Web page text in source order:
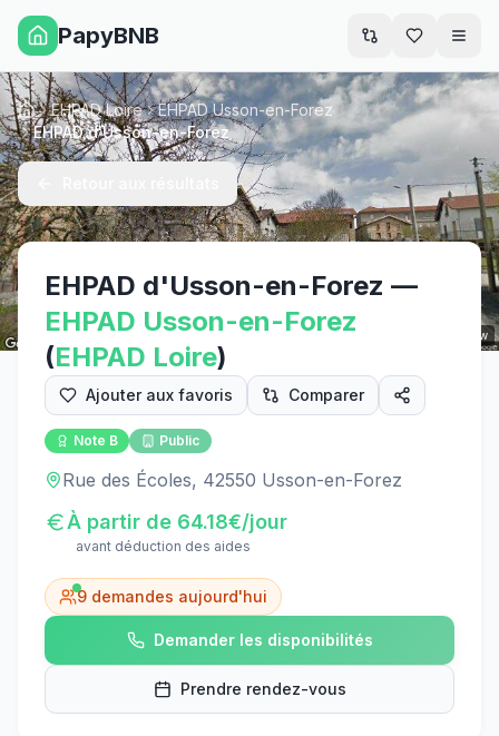
PapyBNB
Street View
AccueilEHPAD Loire
EHPAD Usson-en-Forez
EHPAD d'Usson-en-Forez
EHPAD d'Usson-en-Forez —
EHPAD Usson-en-Forez
(EHPAD Loire)
Ajouter aux favoris Comparer
Note B Public
Rue des Écoles, 42550 Usson-en-Forez
À partir de 64.18€/jour
avant déduction des aides
9 demandes aujourd'hui
Demander les disponibilités
Prendre rendez-vous